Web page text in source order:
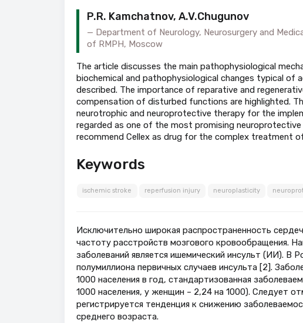
P.R. Kamchatnov, A.V.Chugunov
Department of Neurology, Neurosurgery and
of RMPH, Moscow
The article discusses the main pathophysiological
biochemical and pathophysiological changes typical of
described. The importance of reparative and
compensation of disturbed functions are highlighted.
neurotrophic and neuroprotective therapy for the
regarded as one of the most promising
recommend Cellex as drug for the complex treatment
Keywords
ischemic stroke reperfusion injury neuroplasticity
Исключительно широкая распространенность
частоту расстройств мозгового кровообращения.
заболеваний является ишемический инсульт (ИИ). В
полумиллиона первичных случаев инсульта [2].
1000 населения в год, стандартизованная
1000 населения, у женщин – 2,24 на 1000). Следует
регистрируется тенденция к снижению
среднего возраста.